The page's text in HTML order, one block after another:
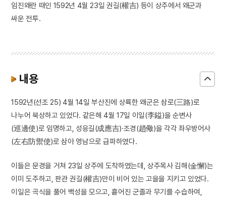
임진왜란 때인 1592년 4월 23일 권길(權吉) 등이 상주에서 왜군과
싸운 전투.
내용
1592년(선조 25) 4월 14일 부산진에 상륙한 왜군은 삼로(三路)로
나누어 북상하고 있었다. 같은해 4월 17일 이일(李鎰)을 순변사
(巡邊使)로 임명하고, 성응길(成應吉)·조경(趙儆)을 각각 좌우방어사
(左右防禦使)로 삼아 영남으로 급파하였다.
이들은 문경을 거쳐 23일 상주에 도착하였는데, 상주목사 김해(金懈)는
이미 도주하고, 판관 권길(權吉)만이 비어 있는 고을을 지키고 있었다.
이일은 곡식을 풀어 백성을 모으고, 흩어진 군졸과 무기를 수습하여,